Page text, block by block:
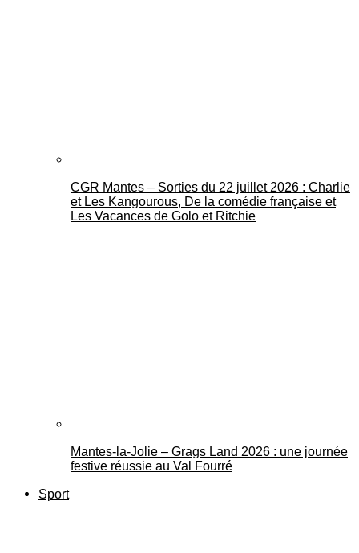
CGR Mantes – Sorties du 22 juillet 2026 : Charlie
et Les Kangourous, De la comédie française et
Les Vacances de Golo et Ritchie
Mantes-la-Jolie – Grags Land 2026 : une journée
festive réussie au Val Fourré
Sport